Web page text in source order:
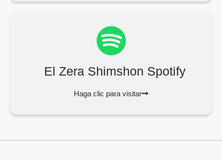
El Zera Shimshon Spotify
Haga clic para visitar